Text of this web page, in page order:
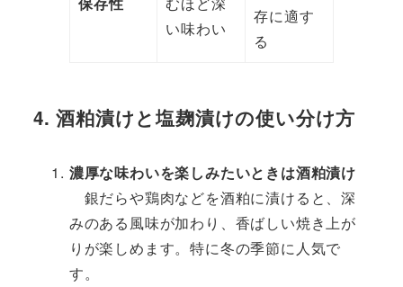
い味わい
存に適す
る
4. 酒粕漬けと塩麹漬けの使い分け方
濃厚な味わいを楽しみたいときは酒粕漬け
銀だらや鶏肉などを酒粕に漬けると、深
みのある風味が加わり、香ばしい焼き上が
りが楽しめます。特に冬の季節に人気で
す。